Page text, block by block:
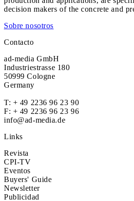
decision makers of the concrete and
Sobre nosotros
Contacto
ad-media GmbH
Industriestrasse 180
50999 Cologne
Germany
T: + 49 2236 96 23 90
F: + 49 2236 96 23 96
info@ad-media.de
Links
Revista
CPI-TV
Eventos
Buyers' Guide
Newsletter
Publicidad